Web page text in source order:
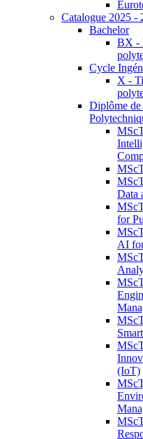
Catalogue 2025 -
Bachelor
BX -
Cycle
X -
Diplôme
Data
for
AI
(IoT)